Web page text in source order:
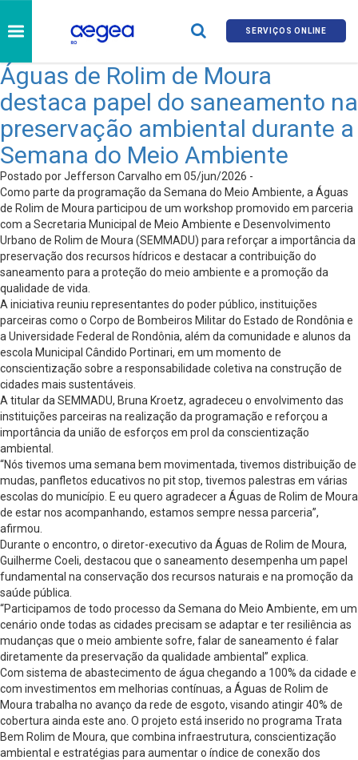
SERVIÇOS ONLINE
Águas de Rolim de Moura
destaca papel do saneamento na
preservação ambiental durante a
Semana do Meio Ambiente
Postado por Jefferson Carvalho em 05/jun/2026 -
Como parte da programação da Semana do Meio Ambiente, a Águas
de Rolim de Moura participou de um workshop promovido em parceria
com a Secretaria Municipal de Meio Ambiente e Desenvolvimento
Urbano de Rolim de Moura (SEMMADU) para reforçar a importância da
preservação dos recursos hídricos e destacar a contribuição do
saneamento para a proteção do meio ambiente e a promoção da
qualidade de vida.
A iniciativa reuniu representantes do poder público, instituições
parceiras como o Corpo de Bombeiros Militar do Estado de Rondônia e
a Universidade Federal de Rondônia, além da comunidade e alunos da
escola Municipal Cândido Portinari, em um momento de
conscientização sobre a responsabilidade coletiva na construção de
cidades mais sustentáveis.
A titular da SEMMADU, Bruna Kroetz, agradeceu o envolvimento das
instituições parceiras na realização da programação e reforçou a
importância da união de esforços em prol da conscientização
ambiental.
“Nós tivemos uma semana bem movimentada, tivemos distribuição de
mudas, panfletos educativos no pit stop, tivemos palestras em várias
escolas do município. E eu quero agradecer a Águas de Rolim de Moura
de estar nos acompanhando, estamos sempre nessa parceria”,
afirmou.
Durante o encontro, o diretor-executivo da Águas de Rolim de Moura,
Guilherme Coeli, destacou que o saneamento desempenha um papel
fundamental na conservação dos recursos naturais e na promoção da
saúde pública.
“Participamos de todo processo da Semana do Meio Ambiente, em um
cenário onde todas as cidades precisam se adaptar e ter resiliência as
mudanças que o meio ambiente sofre, falar de saneamento é falar
diretamente da preservação da qualidade ambiental” explica.
Com sistema de abastecimento de água chegando a 100% da cidade e
com investimentos em melhorias contínuas, a Águas de Rolim de
Moura trabalha no avanço da rede de esgoto, visando atingir 40% de
cobertura ainda este ano. O projeto está inserido no programa Trata
Bem Rolim de Moura, que combina infraestrutura, conscientização
ambiental e estratégias para aumentar o índice de conexão dos